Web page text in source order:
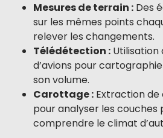
Mesures de terrain : Des
sur les mêmes points
relever les changements.
Télédétection : Utilisation
d’avions pour
son volume.
Carottage : Extraction de
pour analyser les couches
comprendre le climat